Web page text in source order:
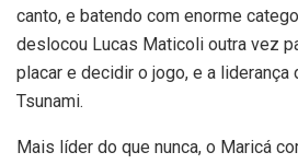
canto, e batendo com enorme
deslocou Lucas Maticoli outra vez
placar e decidir o jogo, e a liderança
Tsunami.
Mais líder do que nunca, o Maricá